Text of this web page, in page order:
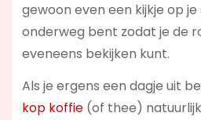
gewoon even een kijkje op
onderweg bent zodat je de
eveneens bekijken kunt.
Als je ergens een dagje uit
kop koffie(of thee)